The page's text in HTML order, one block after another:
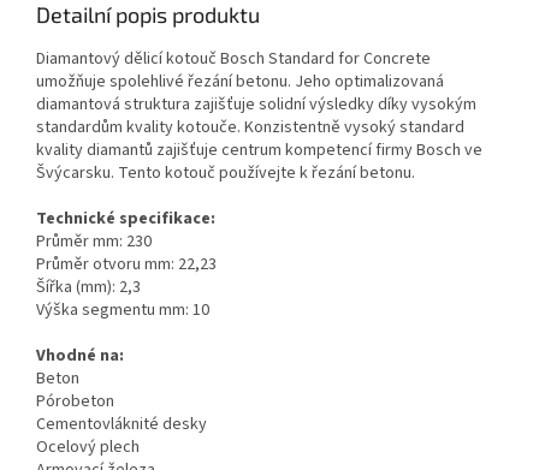
Detailní popis produktu
Diamantový dělicí kotouč Bosch Standard for Concrete
umožňuje spolehlivé řezání betonu. Jeho optimalizovaná
diamantová struktura zajišťuje solidní výsledky díky vysokým
standardům kvality kotouče. Konzistentně vysoký standard
kvality diamantů zajišťuje centrum kompetencí firmy Bosch ve
Švýcarsku. Tento kotouč používejte k řezání betonu.
Technické specifikace:
Průměr mm: 230
Průměr otvoru mm: 22,23
Šířka (mm): 2,3
Výška segmentu mm: 10
Vhodné na:
Beton
Pórobeton
Cementovláknité desky
Ocelový plech